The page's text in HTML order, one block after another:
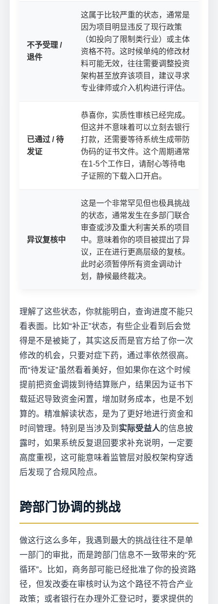
不予受理 /
退件
这属于比较严重的状态，通常是
因为项目明显违反了现行政策
（如投向了限制类行业）或主体
资格不符。这时候单纯的修改材
料可能无效，往往需要调整投资
架构甚至放弃该项目，建议寻求
专业律师或介入机构进行评估。
已通过 / 待
发证
恭喜你，实质性审核已经完成。
但这并不意味着可以立刻去银行
打款，还需要等待系统生成带防
伪码的证书文件。这个周期通常
在1-5个工作日，请耐心等待电
子证照的下载入口开启。
异议复核中
这是一个非常罕见但也极具挑战
的状态，通常发生在多部门联合
审查或涉及重大利害关系的项目
中。意味着你的项目被提出了异
议，正在进行更高层级的复核。
此时必须暂停所有资金调动计
划，静候最终裁决。
理解了这些状态，你就能明白，查询进度不能只
看表面。比如“补正”状态，有些企业看到后会觉
得是不是被毙了，其实这反而是官方给了你一次
修改的机会，只要对症下药，通过率依然很高。
而“待发证”虽然看着美好，但如果你在这个时候
提前把资金调拨到待结算账户，结果因为证书下
载延迟导致资金闲置，增加财务成本，也是不划
算的。精准解读状态，是为了更好地进行资金和
时间管理。特别是当涉及到 实际受益人的信息披
露时，如果系统反复退回要求补充说明，一定要
高度重视，这可能意味着监管层对股权架构穿透
后发现了合规风险点。
跨部门协调的挑战
做这行这么多年，我遇到最大的挑战往往不是单
一部门的审批，而是跨部门信息不一致带来的“死
循环”。比如，商务部可能已经批准了你的投资路
径，但发改委在审核时认为这个路径不符合产业
政策；或者银行在办理外汇登记时，要求提供的